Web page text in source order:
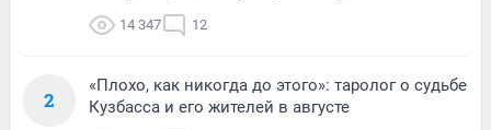
14 347 12
2
«Плохо, как никогда до этого»: таролог о судьбе
Кузбасса и его жителей в августе